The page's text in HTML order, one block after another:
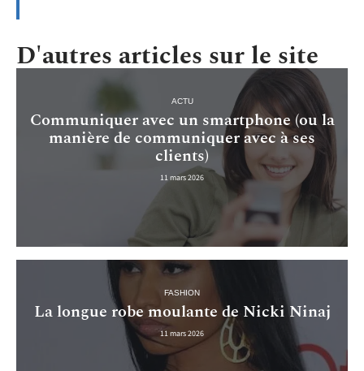
D'autres articles sur le site
ACTU
Communiquer avec un smartphone (ou la
manière de communiquer avec à ses
clients)
11 mars 2026
FASHION
La longue robe moulante de Nicki Ninaj
11 mars 2026